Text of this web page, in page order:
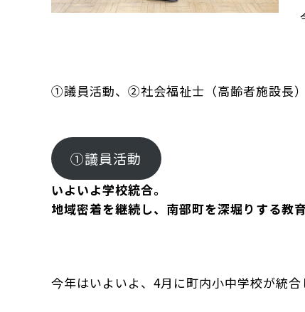
①議員活動、②社会福祉士（高齢者施設長
①議員活動
いよいよ学校統合。
地域密着を継続し、南部町を深堀りする教育
今年はいよいよ、4月に町内小中学校が統合